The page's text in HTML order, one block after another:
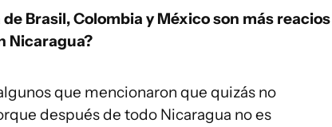
Brasil, Colombia y México son más reacios
Nicaragua?
que mencionaron que quizás no
después de todo Nicaragua no es